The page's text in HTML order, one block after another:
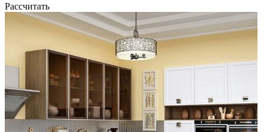
Рассчитать